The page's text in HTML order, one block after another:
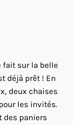
fait sur la belle
déjà prêt ! En
deux chaises
les invités.
des paniers